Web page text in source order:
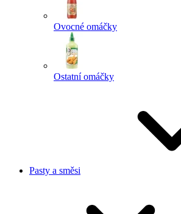
Ovocné omáčky
Ostatní omáčky
Pasty a směsi